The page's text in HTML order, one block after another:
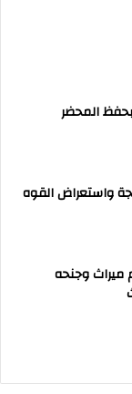
المحضر
واستعراض القوه
ميراث وجنحه